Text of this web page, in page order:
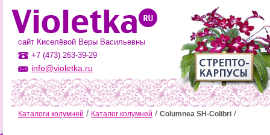
сайт Киселёвой Веры Васильевны
+7 (473) 263-39-29
info@violetka.ru
Каталоги колумней Каталог колумней Columnea SH-Colibri